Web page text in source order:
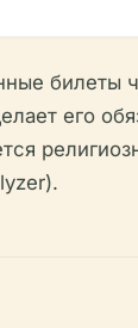
билеты
его